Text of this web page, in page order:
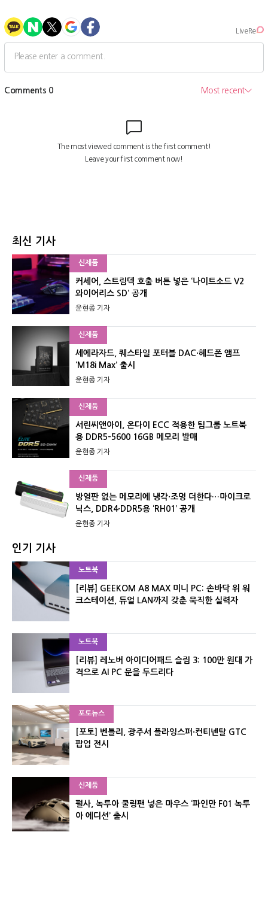
최신 기사
신제품
커세어, 스트림덱 호출 버튼 넣은 ‘나이트소드 V2
와이어리스 SD’ 공개
윤현종 기자
신제품
셰에라자드, 퀘스타일 포터블 DAC·헤드폰 앰프
‘M18i Max’ 출시
윤현종 기자
신제품
서린씨앤아이, 온다이 ECC 적용한 팀그룹 노트북
용 DDR5-5600 16GB 메모리 발매
윤현종 기자
신제품
방열판 없는 메모리에 냉각·조명 더한다…마이크로
닉스, DDR4·DDR5용 ‘RH01’ 공개
윤현종 기자
인기 기사
노트북
[리뷰] GEEKOM A8 MAX 미니 PC: 손바닥 위 워
크스테이션, 듀얼 LAN까지 갖춘 묵직한 실력자
노트북
[리뷰] 레노버 아이디어패드 슬림 3: 100만 원대 가
격으로 AI PC 문을 두드리다
포토뉴스
[포토] 벤틀리, 광주서 플라잉스퍼·컨티넨탈 GTC
팝업 전시
신제품
펄사, 녹투아 쿨링팬 넣은 마우스 ‘파인만 F01 녹투
아 에디션’ 출시